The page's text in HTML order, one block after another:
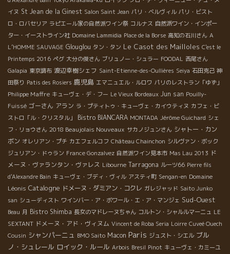
イヌ St Jean de la Ginest Salon Saint Jean パリ・ベルヴィル パリ・ビスト
ロ・ロバセリア ラピエール家の自然派ワイン祭 コルナス 自然派ワイン・インポー
ター・イーストライン社 Domaine Lammidia Place de la Borse 高知の石川さん A
L’HOMME SAUVAGE Glouglou タン・タン Le Casot des Mailloles C'est le
Printemps 2016 ペグ 大分の俊さん ブリュノー・シュラー FOODAL 西尾さん
Galapia 東京調布 渡辺幸樹シェフ Saint-Etienne-des-Oullières Seiya 石田克己 神
田祭り Patis des Rosiers 鹿児島 エマニュエル・ルロワ パリのレストラン「ゆず」
Philippe Maffre キューヴェ・デ・フー Le Vieux Bordeaux Jun san Pouilly-
Fuissé ゴーさん アラン ラ・プティトゥ・キューヴェ・カイウティヌ カフェ・ビ
ストロ「ル・クリスタル」
Bistro BIANCARA MONTADA Jérôme Guichard シェ
フ・リョウさん 2018 Beaujolais Nouveaux サカノジュンさん シャトー・カン
ボン オレリアン・プチ カエフェルコフ Château Chainchon シルヴァン・ボック
ジュリアン・ドゥラン France Gonzalvez 自然派ワイン見本市 Mas Lau 2013 ド
メーヌ・ヴァランタン・ヴァレス Libourne Tarragona ルーツ66 Pierre fils
d'Alexandre Bain キューヴェ・ブディ・ヴィル アスティ町 Sengan-en Domaine
Léonis Catalogne ドメーヌ・ダミアン・コクレ ガレジャッド Saito Junko
san シューディスト ワインバー・ア・ボワール・エ・ア・マンジェ Sud-Ouest
Beau 月 Bistro Shimba 長女のマドレーヌちゃん コルトン・シャルルマーニュ LE
SEXTANT ドメーヌ・アド・ヴィヌム Vincent de Roba Seria Loirre Cuveé Ouech
Cousin シャンパーニュ BMO Saito Macon Paris ジュスト・シエル ブル
ノ・シュレール ロイック・ルール Arbois Bresil Pinot キューヴェ・カミーユ